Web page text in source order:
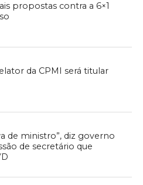
propostas contra a 6×1
da CPMI será titular
de ministro”, diz governo
de secretário que